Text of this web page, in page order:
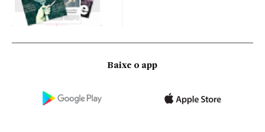
Baixe o app